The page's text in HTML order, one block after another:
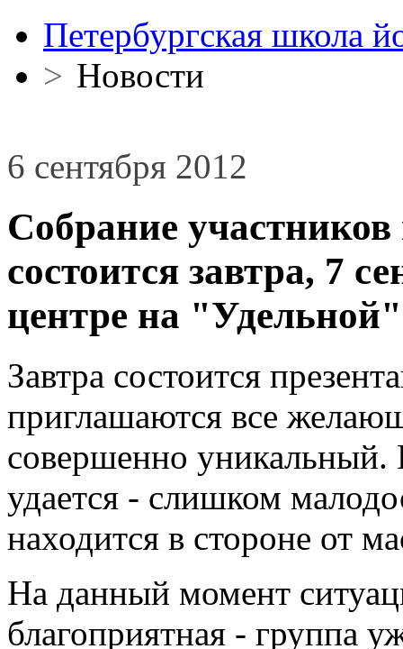
Петербургская школа
> Новости
6 сентября 2012
Собрание
состоится завтра, 7
центре на "Удельной"
Завтра состоится
приглашаются все
совершенно
удается - слишком
находится в стороне от
На данный момент
благоприятная - группа